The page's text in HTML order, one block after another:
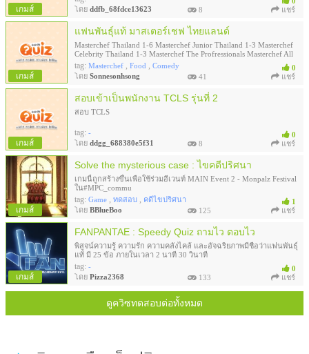
โดย ddfb_68fdce13623 8 แชร์
เกมส์
แฟนพันธุ์แท้ มาสเตอร์เชฟ ไทยแลนด์
0
Masterchef Thailand 1-6 Masterchef Junior Thailand 1-3 Masterchef
Celebrity Thailand 1-3 Masterchef The Profressionals Masterchef All
Stars Thailand
tag: Masterchef , Food , Comedy
โดย Sonnesonhsong 41 แชร์
เกมส์
สอบเข้าเป็นพนักงาน TCLS รุ่นที่ 2
0
สอบ TCLS
tag: -
โดย ddgg_688380e5f31 8 แชร์
เกมส์
Solve the mysterious case : ไขคดีปริศนา
1
เกมนี้ถูกสร้างขึ้นเพื่อใช้ร่วมอีเวนท์ MAIN Event 2 - Monpalz Festival
ใน#MPC_commu
tag: Game , ทดสอบ , คดีไขปริศนา
โดย BBlueBoo 125 แชร์
เกมส์
FANPANTAE : Speedy Quiz ถามไว ตอบไว
0
พิสูจน์ความรู้ ความรัก ความคลั่งไคล้ และอัจฉริยภาพมีชื่อว่าแฟนพันธุ์
แท้ มี 25 ข้อ ภายในเวลา 2 นาที 30 วินาที
tag: -
โดย Pizza2368 133 แชร์
เกมส์
ดูควิซทดสอบต่อทั้งหมด